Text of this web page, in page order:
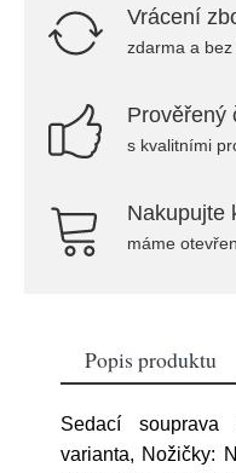
Vrácení
zdarma a bez
Prověřený
s kvalitními
Nakupujte
máme
Popis produktu
Sedací
varianta, Nožičky: